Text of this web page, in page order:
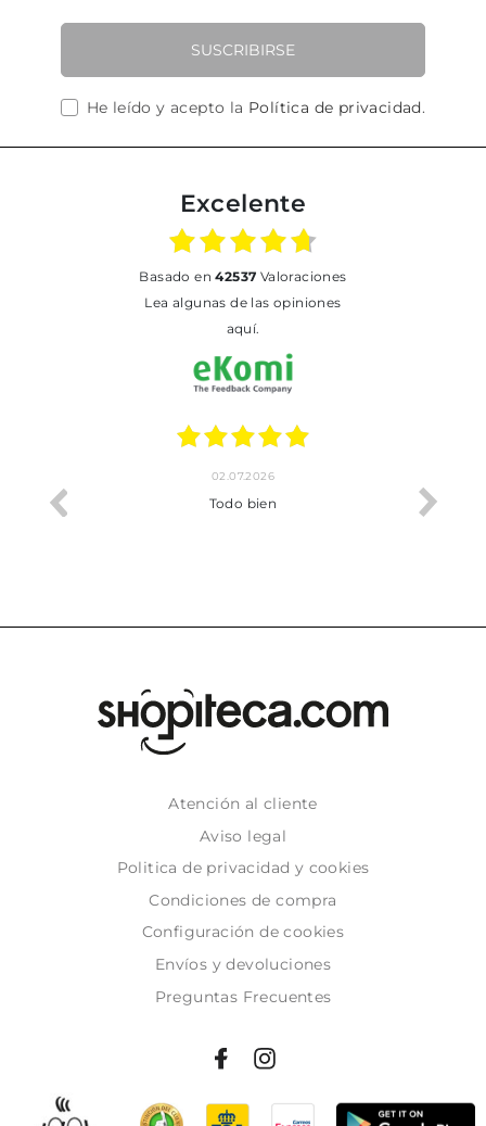
SUSCRIBIRSE
He leído y acepto la Política de privacidad.
Excelente
basado en42537 Valoraciones
Lea algunas de las opiniones
aquí.
02.07.2026
Todo bien
Atención al cliente
Aviso legal
Politica de privacidad y cookies
Condiciones de compra
Configuración de cookies
Envíos y devoluciones
Preguntas Frecuentes